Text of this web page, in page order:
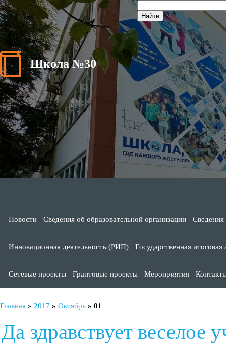
Школа №30
Новости Сведения об образовательной организации Сведения
Инновационная деятельность (РИП) Государственная итоговая
Сетевые проекты Грантовые проекты Мероприятия
Главная » 2017 » Октябрь » 01
Да здравствует веселое